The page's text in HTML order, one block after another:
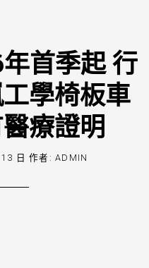
年首季起 行
學椅板車
療證明
日 作者:ADMIN